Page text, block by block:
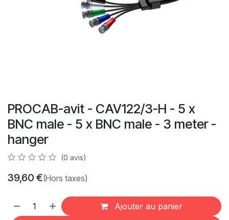
PROCAB-avit - CAV122/3-H - 5 x
BNC male - 5 x BNC male - 3 meter -
hanger
(0 avis)
39,60 €(Hors taxes)
Ajouter au panier